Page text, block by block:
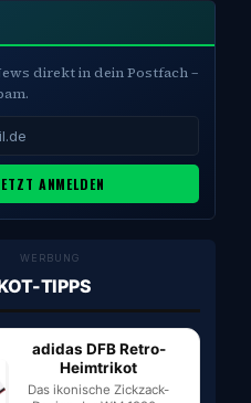
direkt in dein Postfach –
ANMELDEN
WERBUNG
TIPPS
adidas DFB Retro-
Heimtrikot
Das ikonische Zickzack-